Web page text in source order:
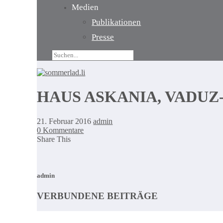
Medien
Publikationen
Presse
HAUS ASKANIA,
21. Februar 2016 admin
0 Kommentare
Share This
admin
VERBUNDENE BEITRÄGE